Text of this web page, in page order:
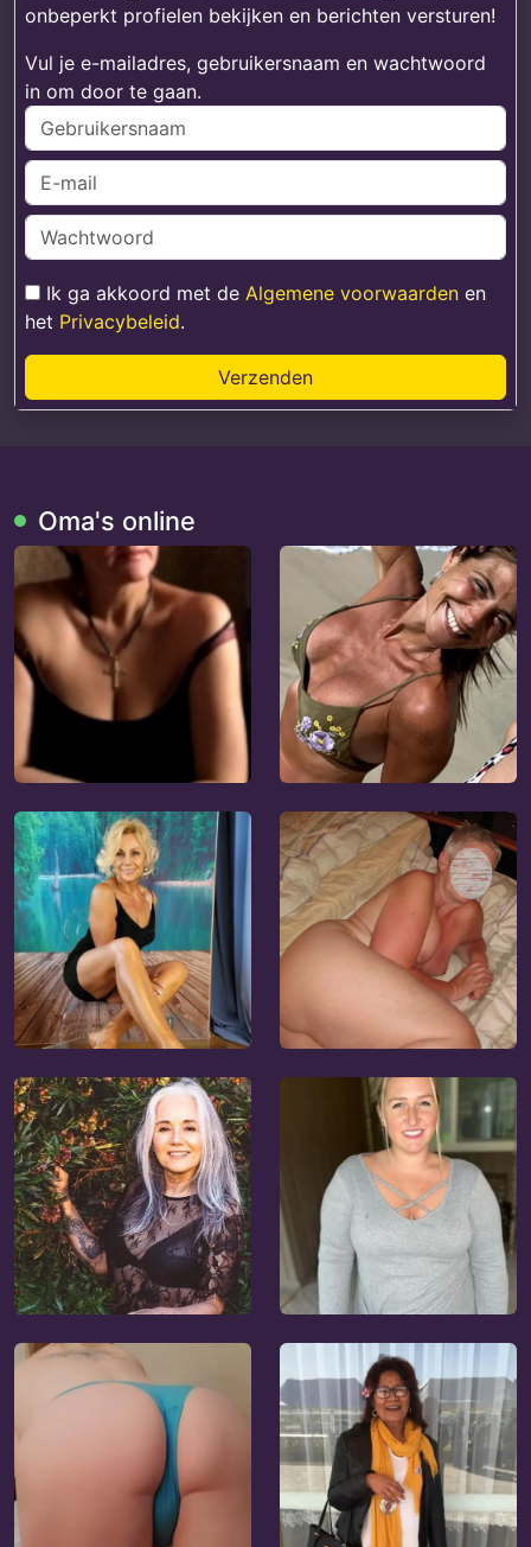
onbeperkt profielen bekijken en berichten versturen!
Vul je e-mailadres, gebruikersnaam en wachtwoord
in om door te gaan.
Ik ga akkoord met de Algemene voorwaarden en
het Privacybeleid.
Verzenden
Oma's online